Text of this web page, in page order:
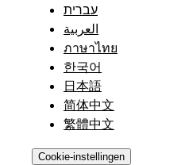
עברית
العربية
ภาษาไทย
한국어
日本語
简体中文
繁體中文
Cookie-instellingen